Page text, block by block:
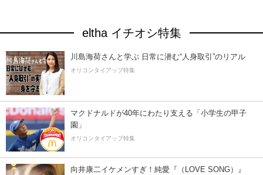
eltha イチオシ特集
川島海荷さんと学ぶ 日常に潜む“人身取引”のリアル
オリコンタイアップ特集
マクドナルドが40年にわたり支える「小学生の甲子
園」
オリコンタイアップ特集
向井康二イケメンすぎ！純愛『（LOVE SONG）』